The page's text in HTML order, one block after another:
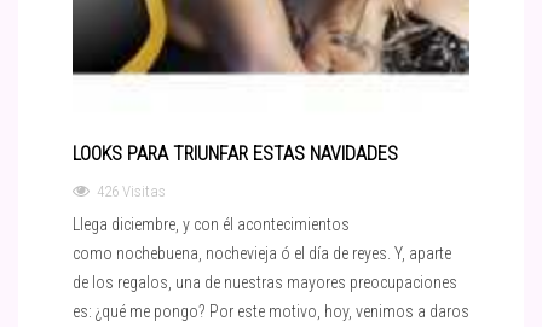
LOOKS PARA TRIUNFAR ESTAS NAVIDADES
426 Visitas
Llega diciembre, y con él acontecimientos
como nochebuena, nochevieja ó el día de reyes. Y, aparte
de los regalos, una de nuestras mayores preocupaciones
es: ¿qué me pongo? Por este motivo, hoy, venimos a daros